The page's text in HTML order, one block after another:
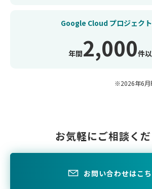
Google Cloud プロジェク
年間2,000件
※2026年6月
お気軽にご相談く
お問い合わせはこ